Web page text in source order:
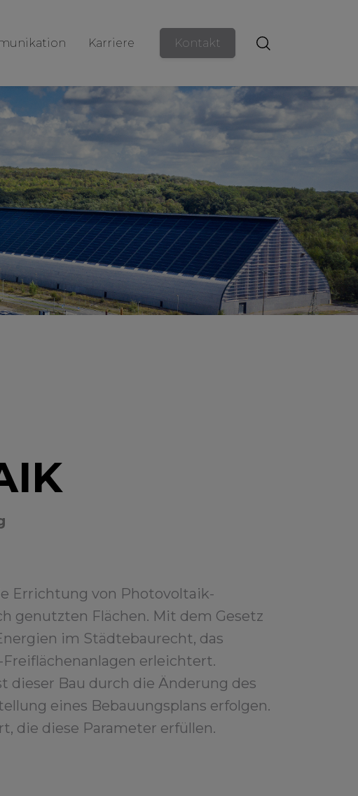
Karriere Kontakt
Errichtung von Photovoltaik-
genutzten Flächen. Mit dem Gesetz
im Städtebaurecht, das
erleichtert.
dieser Bau durch die Änderung des
eines Bebauungsplans erfolgen.
die diese Parameter erfüllen.